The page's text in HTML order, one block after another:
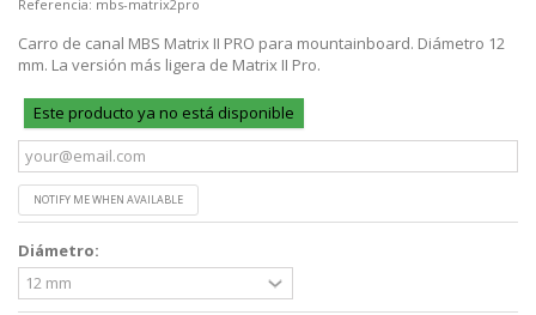
Referencia: mbs-matrix2pro
Carro de canal MBS Matrix II PRO para mountainboard. Diámetro 12
mm. La versión más ligera de Matrix II Pro.
Este producto ya no está disponible
NOTIFY ME WHEN AVAILABLE
Diámetro: